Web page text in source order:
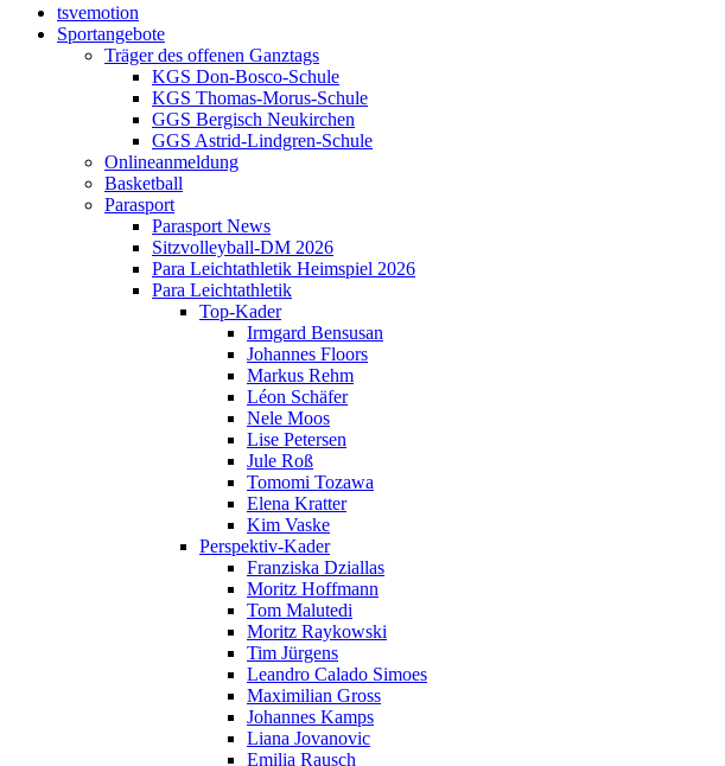
tsvemotion
Sportangebote
Träger des offenen Ganztags
KGS Don-Bosco-Schule
KGS Thomas-Morus-Schule
GGS Bergisch Neukirchen
GGS Astrid-Lindgren-Schule
Onlineanmeldung
Basketball
Parasport
Parasport News
Sitzvolleyball-DM 2026
Para Leichtathletik Heimspiel 2026
Para Leichtathletik
Top-Kader
Irmgard Bensusan
Johannes Floors
Markus Rehm
Léon Schäfer
Nele Moos
Lise Petersen
Jule Roß
Tomomi Tozawa
Elena Kratter
Kim Vaske
Perspektiv-Kader
Franziska Dziallas
Moritz Hoffmann
Tom Malutedi
Moritz Raykowski
Tim Jürgens
Leandro Calado Simoes
Maximilian Gross
Johannes Kamps
Liana Jovanovic
Emilia Rausch